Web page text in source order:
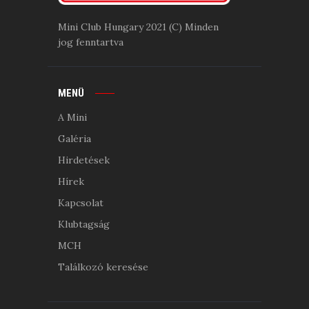
Mini Club Hungary 2021 (C) Minden
jog fenntartva
MENÜ
A Mini
Galéria
Hirdetések
Hírek
Kapcsolat
Klubtagság
MCH
Találkozó keresése